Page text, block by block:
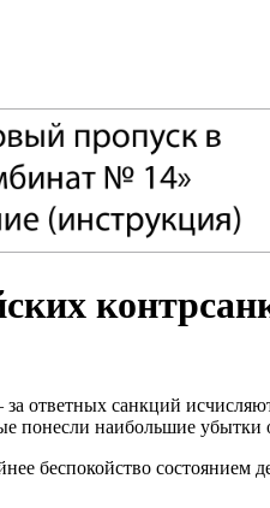
ответных санкций
понесли наибольшие
беспокойство состоянием